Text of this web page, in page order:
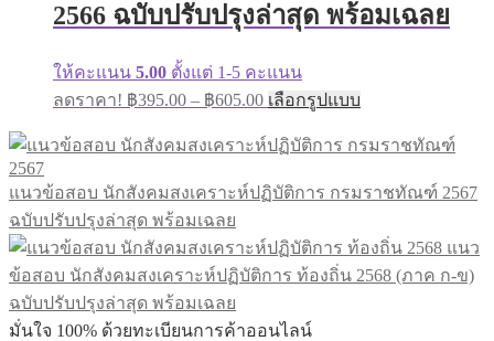
2566 ฉบับปรับปรุงล่าสุด พร้อมเฉลย
ให้คะแนน 5.00 ตั้งแต่ 1-5 คะแนน
ลดราคา! ฿395.00 – ฿605.00 เลือกรูปแบบ
แนวข้อสอบ นักสังคมสงเคราะห์ปฏิบัติการ กรมราชทัณฑ์ 2567
ฉบับปรับปรุงล่าสุด พร้อมเฉลย
แนว
ข้อสอบ นักสังคมสงเคราะห์ปฏิบัติการ ท้องถิ่น 2568 (ภาค ก-ข)
ฉบับปรับปรุงล่าสุด พร้อมเฉลย
มั่นใจ 100% ด้วยทะเบียนการค้าออนไลน์